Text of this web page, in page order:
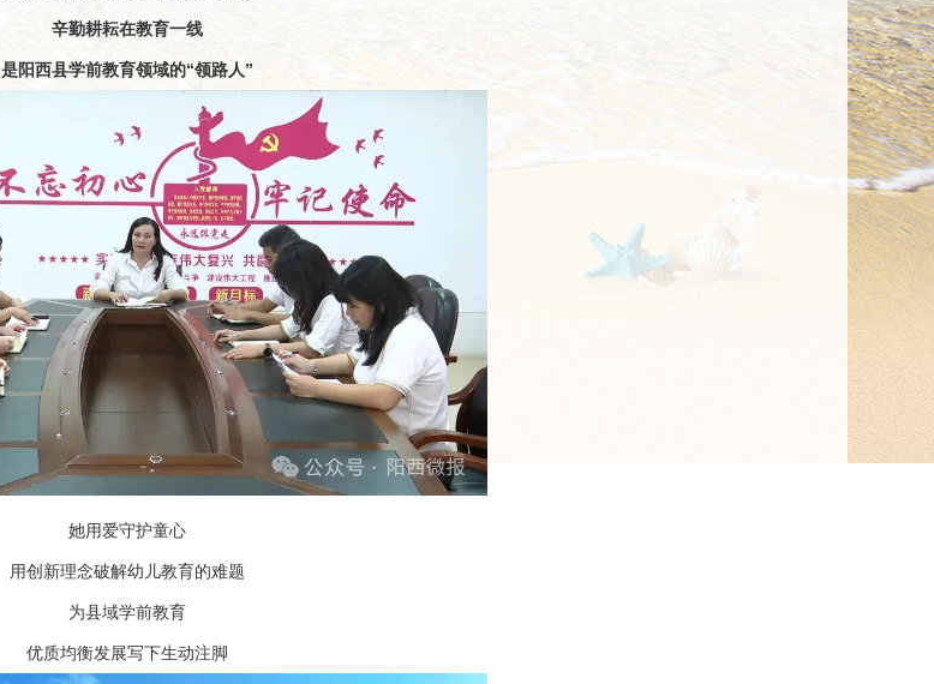
辛勤耕耘在教育一线
是阳西县学前教育领域的“领路人”
她用爱守护童心
用创新理念破解幼儿教育的难题
为县域学前教育
优质均衡发展写下生动注脚